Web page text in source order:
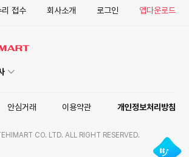
리 접수 회사소개 로그인 앱다운로드
안심거래 이용약관 개인정보처리방침
CO. LTD. ALL RIGHT RESERVED.